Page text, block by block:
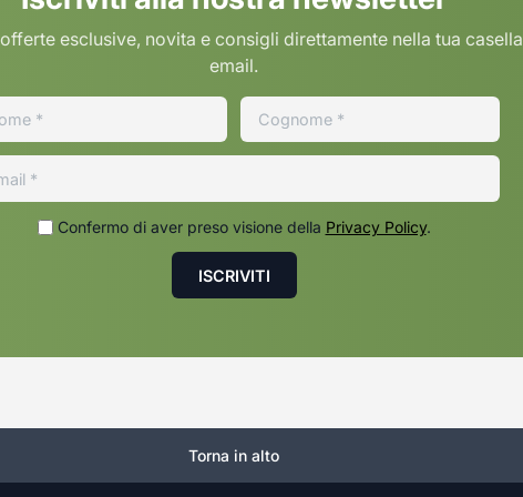
esclusive, novita e consigli direttamente nella tua casella
email.
Confermo di aver preso visione della Privacy Policy.
Torna in alto